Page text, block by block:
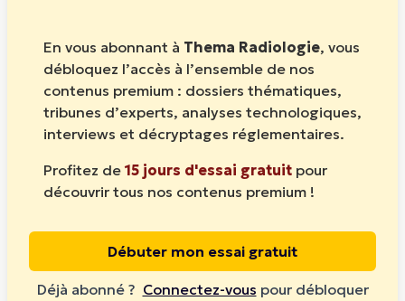
En vous abonnant à Thema Radiologie, vous
débloquez l’accès à l’ensemble de nos
contenus premium : dossiers thématiques,
tribunes d’experts, analyses technologiques,
interviews et décryptages réglementaires.
Profitez de 15 jours d'essai gratuit pour
découvrir tous nos contenus premium !
Débuter mon essai gratuit
Déjà abonné ? Connectez-vous pour débloquer